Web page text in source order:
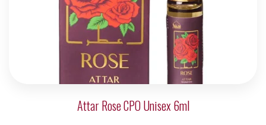
Attar Rose CPO Unisex 6ml